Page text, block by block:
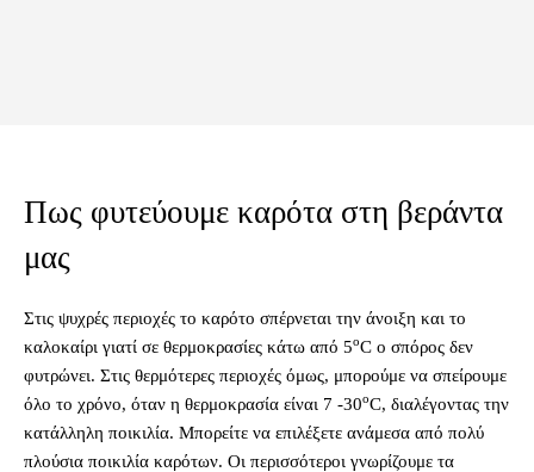
Πως φυτεύουμε καρότα στη βεράντα
μας
Στις ψυχρές περιοχές το καρότο σπέρνεται την άνοιξη και το
καλοκαίρι γιατί σε θερμοκρασίες κάτω από 5οC ο σπόρος δεν
φυτρώνει. Στις θερμότερες περιοχές όμως, μπορούμε να σπείρουμε
όλο το χρόνο, όταν η θερμοκρασία είναι 7 -30οC, διαλέγοντας την
κατάλληλη ποικιλία. Μπορείτε να επιλέξετε ανάμεσα από πολύ
πλούσια ποικιλία καρότων. Οι περισσότεροι γνωρίζουμε τα